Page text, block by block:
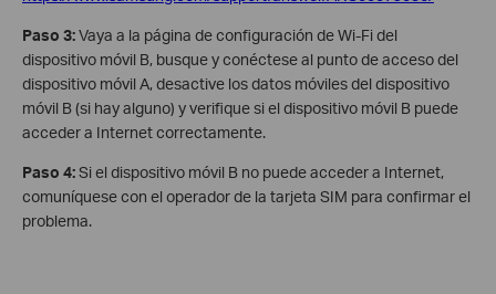
Paso 3:Vaya a la página de configuración de Wi-Fi del
dispositivo móvil B, busque y conéctese al punto de acceso del
dispositivo móvil A, desactive los datos móviles del dispositivo
móvil B (si hay alguno) y verifique si el dispositivo móvil B puede
acceder a Internet correctamente.
Paso 4:Si el dispositivo móvil B no puede acceder a Internet,
comuníquese con el operador de la tarjeta SIM para confirmar el
problema.